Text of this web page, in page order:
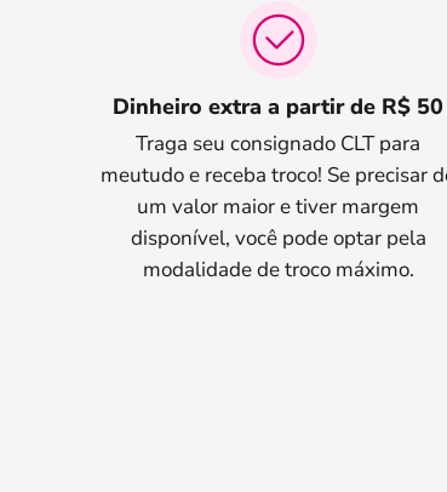
Dinheiro extra a partir de R$ 50
Traga seu consignado CLT para
meutudo e receba troco! Se precisar
um valor maior e tiver margem
disponível, você pode optar pela
modalidade de troco máximo.